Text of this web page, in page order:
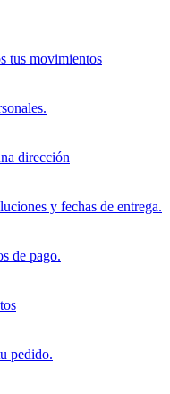
tus movimientos
dirección
y fechas de entrega.
de pago.
pedido.